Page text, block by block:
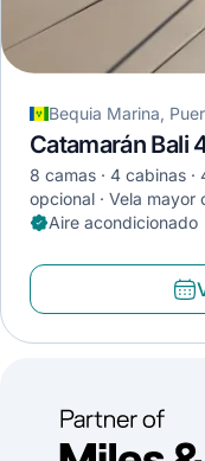
Catamarán Bali
8 camas 4 cabinas
opcional
Vela mayor
Aire acondicionado